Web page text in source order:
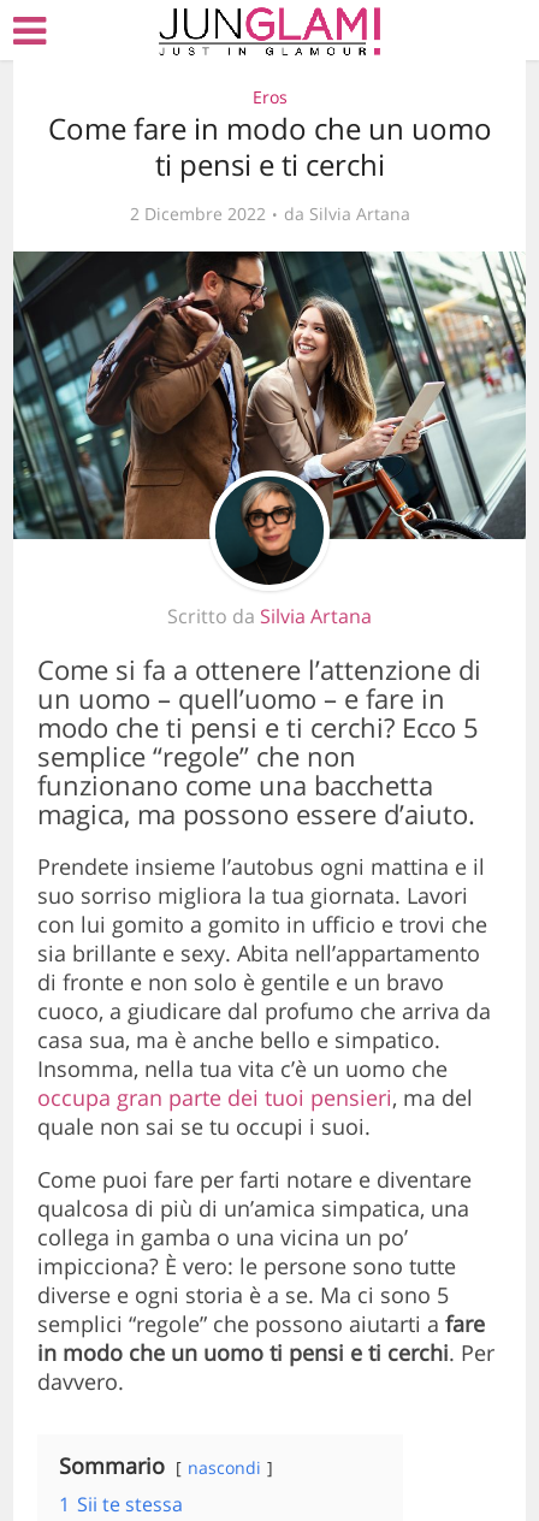
Eros
Come fare in modo che un uomo
ti pensi e ti cerchi
2 Dicembre 2022 da Silvia Artana
Scritto da Silvia Artana
Come si fa a ottenere l’attenzione di
un uomo – quell’uomo – e fare in
modo che ti pensi e ti cerchi? Ecco 5
semplice “regole” che non
funzionano come una bacchetta
magica, ma possono essere d’aiuto.
Prendete insieme l’autobus ogni mattina e il
suo sorriso migliora la tua giornata. Lavori
con lui gomito a gomito in ufficio e trovi che
sia brillante e sexy. Abita nell’appartamento
di fronte e non solo è gentile e un bravo
cuoco, a giudicare dal profumo che arriva da
casa sua, ma è anche bello e simpatico.
Insomma, nella tua vita c’è un uomo che
occupa gran parte dei tuoi pensieri, ma del
quale non sai se tu occupi i suoi.
Come puoi fare per farti notare e diventare
qualcosa di più di un’amica simpatica, una
collega in gamba o una vicina un po’
impicciona? È vero: le persone sono tutte
diverse e ogni storia è a se. Ma ci sono 5
semplici “regole” che possono aiutarti afare
in modo che un uomo ti pensi e ti cerchi. Per
davvero.
Sommario nascondi
1 Sii te stessa